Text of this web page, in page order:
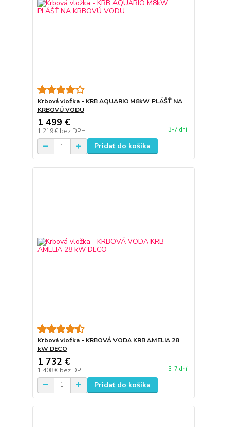
Krbová vložka - KRB AQUARIO M8kW PLÁŠŤ NA
KRBOVÚ VODU
1 499 €
1 219 € bez DPH 3-7 dní
Pridať do košíka
Krbová vložka - KRBOVÁ VODA KRB AMELIA 28
kW DECO
1 732 €
1 408 € bez DPH 3-7 dní
Pridať do košíka